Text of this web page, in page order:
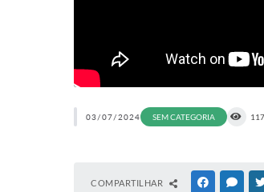
03/07/2024 SEM CATEGORIA
COMPARTILHAR FACEBOOK